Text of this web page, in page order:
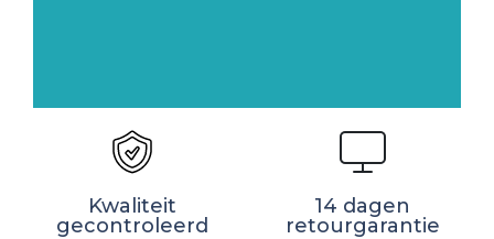
Kwaliteit
gecontroleerd
14 dagen
retourgarantie